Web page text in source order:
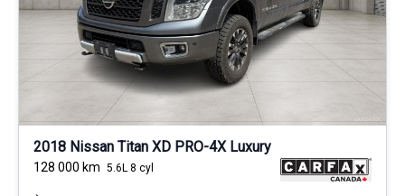
2018 Nissan Titan XD PRO-4X Luxury
128 000 km 5.6L 8 cyl